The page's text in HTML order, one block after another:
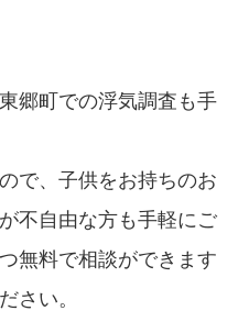
郷町での浮気調査も手
で、子供をお持ちのお
不自由な方も手軽にご
無料で相談ができます
さい。